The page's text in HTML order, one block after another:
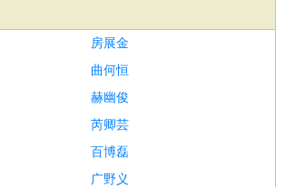
房展金
曲何恒
赫幽俊
芮卿芸
百博磊
广野义